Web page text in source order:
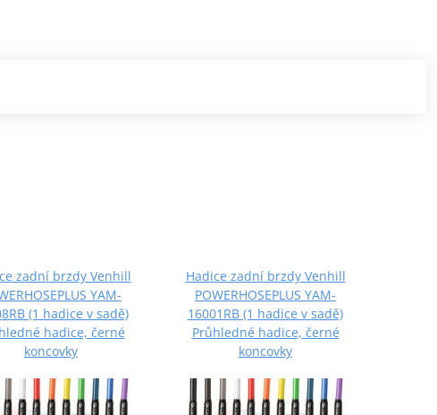
zadní brzdy Venhill
YAM-
(1 hadice v sadě)
hadice, černé
koncovky
Hadice zadní brzdy Venhill
POWERHOSEPLUS YAM-
16001RB (1 hadice v sadě)
Průhledné hadice, černé
koncovky